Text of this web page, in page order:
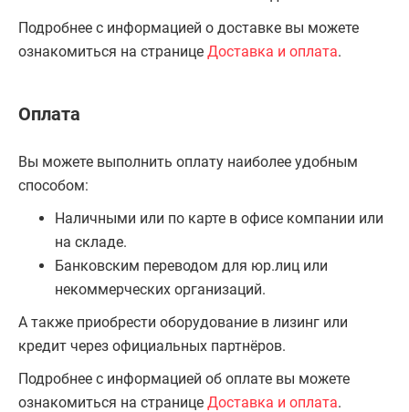
Подробнее с информацией о доставке вы можете
ознакомиться на странице Доставка и оплата.
Оплата
Вы можете выполнить оплату наиболее удобным
способом:
Наличными или по карте в офисе компании или
на складе.
Банковским переводом для юр.лиц или
некоммерческих организаций.
А также приобрести оборудование в лизинг или
кредит через официальных партнёров.
Подробнее с информацией об оплате вы можете
ознакомиться на странице Доставка и оплата.